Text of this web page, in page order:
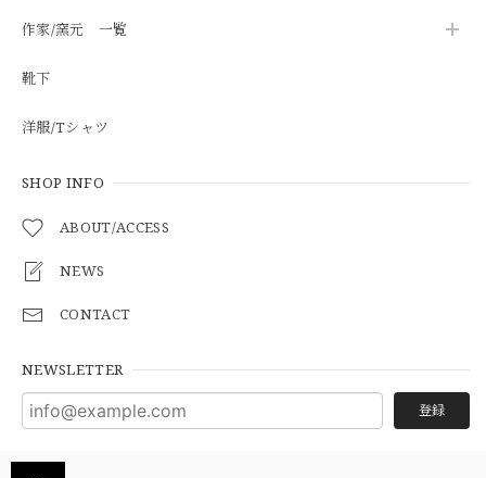
作家/窯元 一覧
靴下
洋服/Tシャツ
SHOP INFO
ABOUT/ACCESS
NEWS
CONTACT
NEWSLETTER
登録